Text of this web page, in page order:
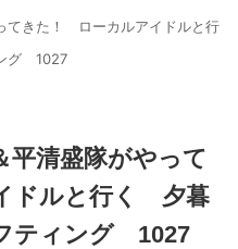
てきた！ ローカルアイドルと行
グ 1027
平清盛隊がやって
ドルと行く 夕暮
ティング 1027